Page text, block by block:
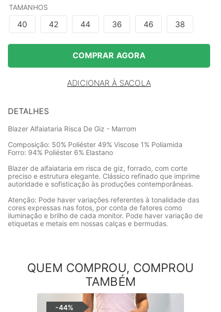
TAMANHOS
40 42 44 36 46 38
COMPRAR AGORA
ADICIONAR À SACOLA
DETALHES
Blazer Alfaiataria Risca De Giz - Marrom
Composição: 50% Poliéster 49% Viscose 1% Poliamida
Forro: 94% Poliéster 6% Elastano
Blazer de alfaiataria em risca de giz, forrado, com corte
preciso e estrutura elegante. Clássico refinado que imprime
autoridade e sofisticação às produções contemporâneas.
Atenção: Pode haver variações referentes à tonalidade das
cores expressas nas fotos, por conta de fatores como
iluminação e brilho de cada monitor. Pode haver variação de
etiquetas e metais em nossas calças e bermudas.
QUEM COMPROU, COMPROU
TAMBÉM
-44%